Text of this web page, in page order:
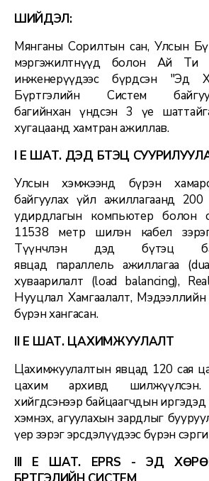
ШИЙДЭЛ:
Мянганы Сорилтын сан, Улсын
мэргэжилтнүүд болон Ай Ти
инженерүүдээс бүрдсэн "Эд
Бүртгэлийн Систем
багийнхан үндсэн 3 үе
хугацаанд хамтран ажиллав.
I ҮЕ ШАТ. ДЭД БҮТЭЦ
Улсын хэмжээнд бүрэн
байгуулах үйл ажиллагаанд
удирдлагын компьютер болон
11538 метр шилэн кабел
Түүнчлэн дэд бүтэц
явцад параллель ажиллагаа
хуваарилалт (load balancing),
Нууцлал Хамгаалалт, Мэдээллийн
бүрэн хангасан.
II ҮЕ ШАТ. ЦАХИМЖУУЛАЛТ
Цахимжуулалтын явцад 120 сая
цахим архивд шилжүүлсэн.
хийгдсэнээр байцаагчдын иргэдэд
хэмнэх, агуулахын зардлыг
үер зэрэг эрсдэлүүдээс бүрэн
III ҮЕ ШАТ. EPRS - ЭД